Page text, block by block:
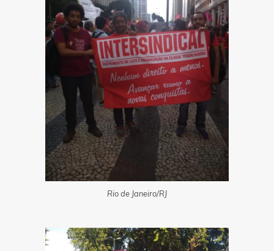
Rio de Janeiro/RJ